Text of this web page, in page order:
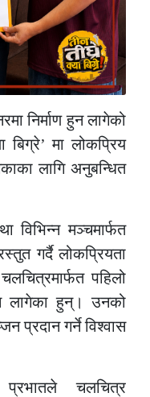
निर्माण हुन लागेको
बिग्रे’ मा लोकप्रिय
लागि अनुबन्धित
विभिन्न मञ्चमार्फत
गर्दै लोकप्रियता
पहिलो
लागेका हुन्। उनको
प्रदान गर्ने विश्वास
चलचित्र